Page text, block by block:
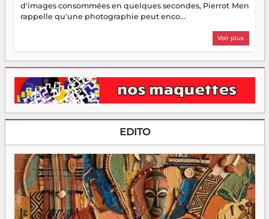
d'images consommées en quelques secondes, Pierrot Men
rappelle qu'une photographie peut enco...
Voir plus
EDITO